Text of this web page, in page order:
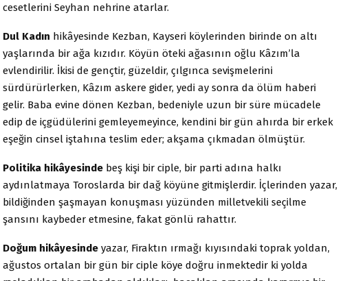
cesetlerini Seyhan nehrine atarlar.
Dul Kadın hikâyesinde Kezban, Kayseri köylerinden birinde on altı
yaşlarında bir ağa kızıdır. Köyün öteki ağasının oğlu Kâzım’la
evlendirilir. İkisi de gençtir, güzeldir, çılgınca sevişmelerini
sürdürürlerken, Kâzım askere gider, yedi ay sonra da ölüm haberi
gelir. Baba evine dönen Kezban, bedeniyle uzun bir süre mücadele
edip de içgüdülerini gemleyemeyince, kendini bir gün ahırda bir erkek
eşeğin cinsel iştahına teslim eder; akşama çıkmadan ölmüştür.
Politika hikâyesinde beş kişi bir ciple, bir parti adına halkı
aydınlatmaya Toroslarda bir dağ köyüne gitmişlerdir. İçlerinden yazar,
bildiğinden şaşmayan konuşması yüzünden milletvekili seçilme
şansını kaybeder etmesine, fakat gönlü rahattır.
Doğum hikâyesinde yazar, Firaktın ırmağı kıyısındaki toprak yoldan,
ağustos ortalan bir gün bir ciple köye doğru inmektedir ki yolda